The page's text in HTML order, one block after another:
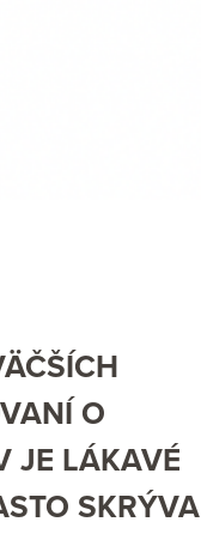
O
JE LÁKAVÉ
SKRÝVA